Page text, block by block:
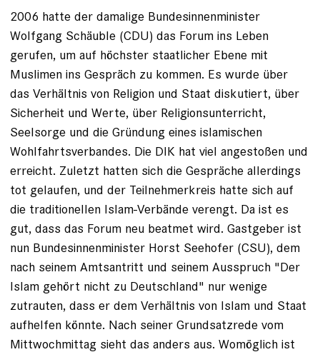
2006 hatte der damalige Bundesinnenminister
Wolfgang Schäuble (CDU) das Forum ins Leben
gerufen, um auf höchster staatlicher Ebene mit
Muslimen ins Gespräch zu kommen. Es wurde über
das Verhältnis von Religion und Staat diskutiert, über
Sicherheit und Werte, über Religionsunterricht,
Seelsorge und die Gründung eines islamischen
Wohlfahrtsverbandes. Die DIK hat viel angestoßen und
erreicht. Zuletzt hatten sich die Gespräche allerdings
tot gelaufen, und der Teilnehmerkreis hatte sich auf
die traditionellen Islam-Verbände verengt. Da ist es
gut, dass das Forum neu beatmet wird. Gastgeber ist
nun Bundesinnenminister Horst Seehofer (CSU), dem
nach seinem Amtsantritt und seinem Ausspruch "Der
Islam gehört nicht zu Deutschland" nur wenige
zutrauten, dass er dem Verhältnis von Islam und Staat
aufhelfen könnte. Nach seiner Grundsatzrede vom
Mittwochmittag sieht das anders aus. Womöglich ist